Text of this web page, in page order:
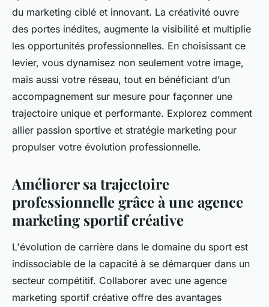
du marketing ciblé et innovant. La créativité ouvre
des portes inédites, augmente la visibilité et multiplie
les opportunités professionnelles. En choisissant ce
levier, vous dynamisez non seulement votre image,
mais aussi votre réseau, tout en bénéficiant d’un
accompagnement sur mesure pour façonner une
trajectoire unique et performante. Explorez comment
allier passion sportive et stratégie marketing pour
propulser votre évolution professionnelle.
Améliorer sa trajectoire
professionnelle grâce à une agence
marketing sportif créative
L'évolution de carrière dans le domaine du sport est
indissociable de la capacité à se démarquer dans un
secteur compétitif. Collaborer avec une agence
marketing sportif créative offre des avantages